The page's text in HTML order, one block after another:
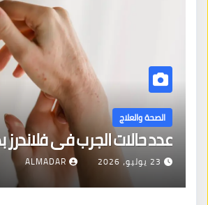
الصحة والعلاج
عدد حالات الجرب في فلاندرز
23 يوليو، 2026 ALMADAR